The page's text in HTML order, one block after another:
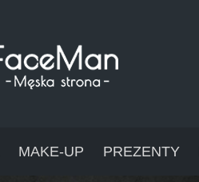
MAKE-UP PREZENTY